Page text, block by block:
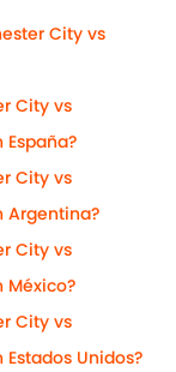
City vs
City vs
City vs
Argentina?
City vs
México?
City vs
Unidos?